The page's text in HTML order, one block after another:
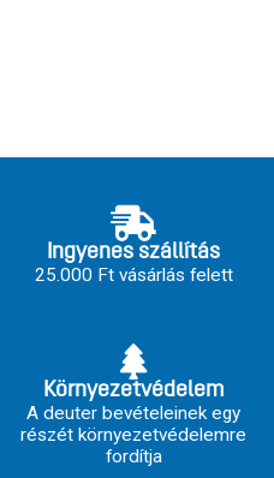
Ingyenes szállítás
25.000 Ft vásárlás felett
Környezetvédelem
A deuter bevételeinek egy
részét környezetvédelemre
fordítja